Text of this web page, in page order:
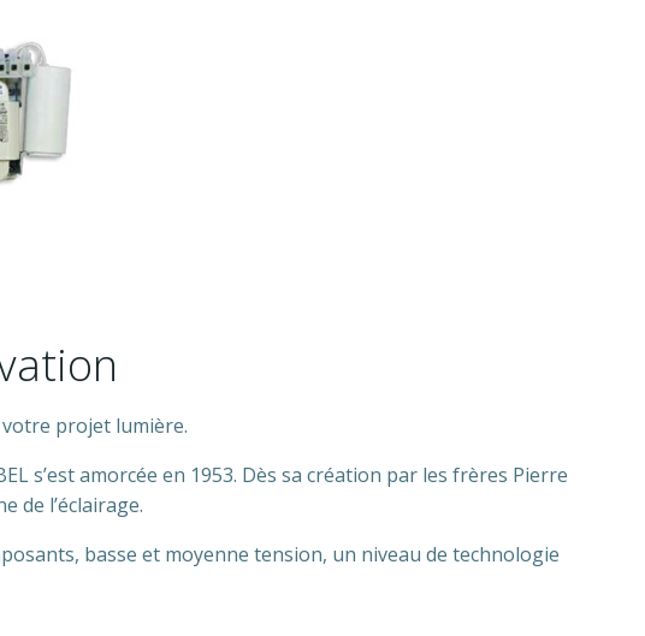
projet lumière.
s’est amorcée en 1953. Dès sa création par les frères Pierre
de l’éclairage.
basse et moyenne tension, un niveau de technologie